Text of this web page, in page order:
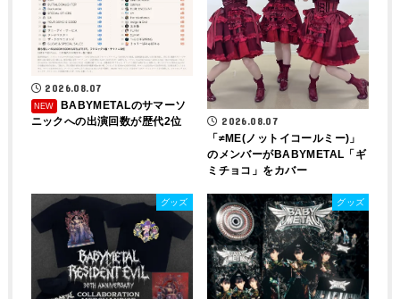
2026.08.07
BABYMETALのサマーソ
ニックへの出演回数が歴代2位
2026.08.07
「≠ME(ノットイコールミー)」
のメンバーがBABYMETAL「ギ
ミチョコ」をカバー
グッズ グッズ